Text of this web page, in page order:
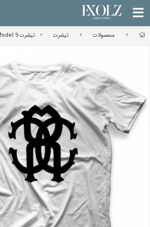
محصولات تیشرت تیشرت Cavalli Model 9